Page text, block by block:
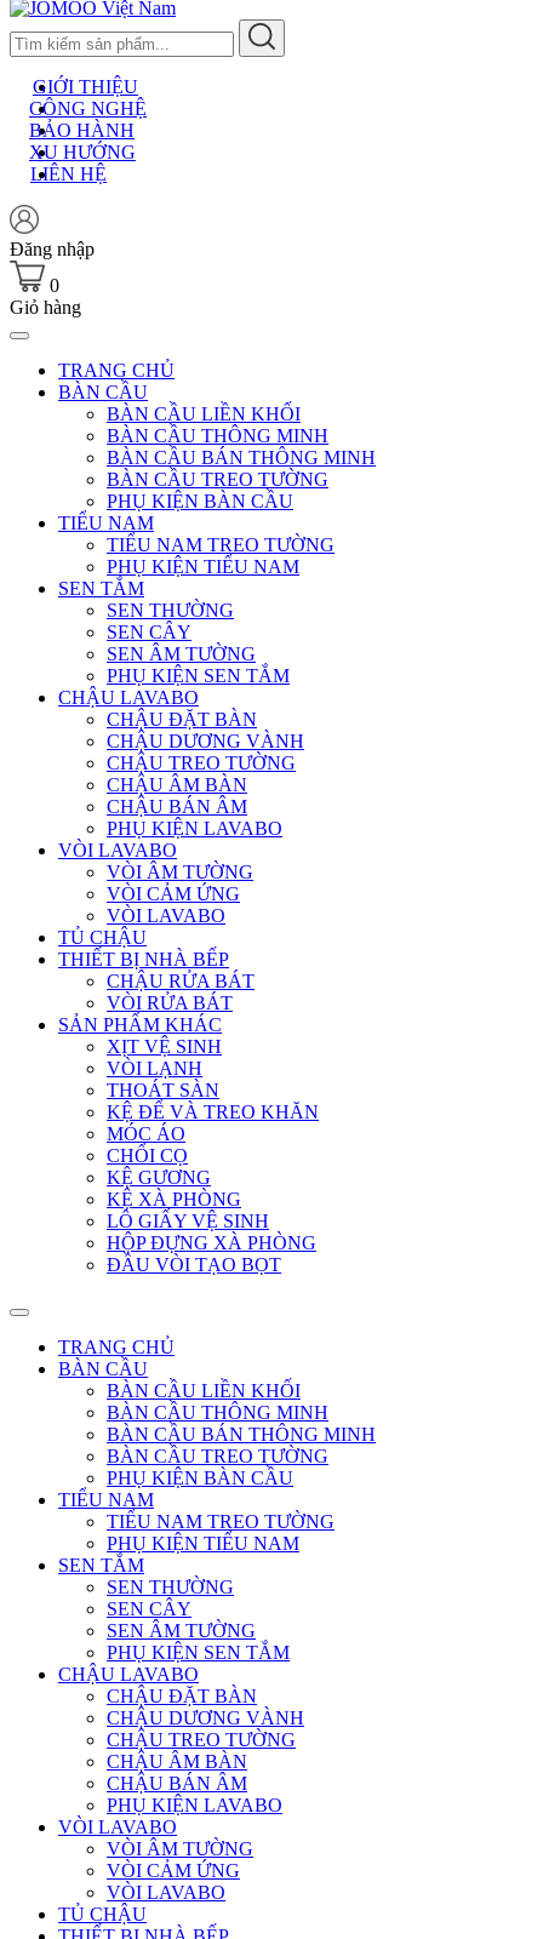
GIỚI THIỆU
CÔNG NGHỆ
BẢO HÀNH
XU HƯỚNG
LIÊN HỆ
Đăng nhập
0
Giỏ hàng
TRANG CHỦ
BÀN CẦU
BÀN CẦU LIỀN KHỐI
BÀN CẦU THÔNG MINH
BÀN CẦU BÁN THÔNG MINH
BÀN CẦU TREO TƯỜNG
PHỤ KIỆN BÀN CẦU
TIỂU NAM
TIỂU NAM TREO TƯỜNG
PHỤ KIỆN TIỂU NAM
SEN TẮM
SEN THƯỜNG
SEN CÂY
SEN ÂM TƯỜNG
PHỤ KIỆN SEN TẮM
CHẬU LAVABO
CHẬU ĐẶT BÀN
CHẬU DƯƠNG VÀNH
CHẬU TREO TƯỜNG
CHẬU ÂM BÀN
CHẬU BÁN ÂM
PHỤ KIỆN LAVABO
VÒI LAVABO
VÒI ÂM TƯỜNG
VÒI CẢM ỨNG
VÒI LAVABO
TỦ CHẬU
THIẾT BỊ NHÀ BẾP
CHẬU RỬA BÁT
VÒI RỬA BÁT
SẢN PHẨM KHÁC
XỊT VỆ SINH
VÒI LẠNH
THOÁT SÀN
KỆ ĐỂ VÀ TREO KHĂN
MÓC ÁO
CHỔI CỌ
KỆ GƯƠNG
KỆ XÀ PHÒNG
LÔ GIẤY VỆ SINH
HỘP ĐỰNG XÀ PHÒNG
ĐẦU VÒI TẠO BỌT
TRANG CHỦ
BÀN CẦU
BÀN CẦU LIỀN KHỐI
BÀN CẦU THÔNG MINH
BÀN CẦU BÁN THÔNG MINH
BÀN CẦU TREO TƯỜNG
PHỤ KIỆN BÀN CẦU
TIỂU NAM
TIỂU NAM TREO TƯỜNG
PHỤ KIỆN TIỂU NAM
SEN TẮM
SEN THƯỜNG
SEN CÂY
SEN ÂM TƯỜNG
PHỤ KIỆN SEN TẮM
CHẬU LAVABO
CHẬU ĐẶT BÀN
CHẬU DƯƠNG VÀNH
CHẬU TREO TƯỜNG
CHẬU ÂM BÀN
CHẬU BÁN ÂM
PHỤ KIỆN LAVABO
VÒI LAVABO
VÒI ÂM TƯỜNG
VÒI CẢM ỨNG
VÒI LAVABO
TỦ CHẬU